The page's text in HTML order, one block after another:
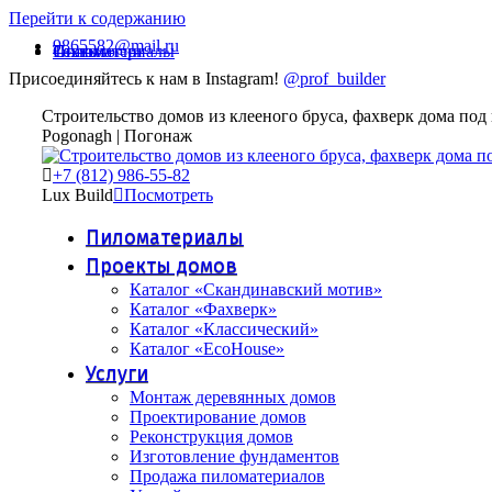
Перейти к содержанию
9865582@mail.ru
Технологии
Пиломатериалы
Статьи
Присоединяйтесь к нам в Instagram! @prof_builder
Строительство домов из клееного бруса, фахверк дома
Pogonagh | Погонаж
+7 (812) 986-55-82
Lux Build
Посмотреть
Пиломатериалы
Проекты домов
Каталог «Скандинавский мотив»
Каталог «Фахверк»
Каталог «Классический»
Каталог «EcoHouse»
Услуги
Монтаж деревянных домов
Проектирование домов
Реконструкция домов
Изготовление фундаментов
Продажа пиломатериалов